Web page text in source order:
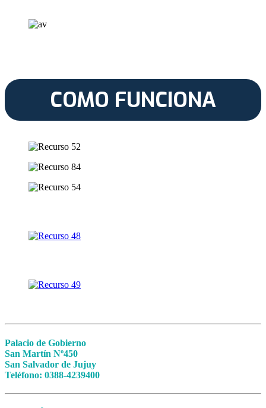
COMO FUNCIONA
Palacio de Gobierno
San Martín Nº450
San Salvador de Jujuy
Teléfono: 0388-4239400